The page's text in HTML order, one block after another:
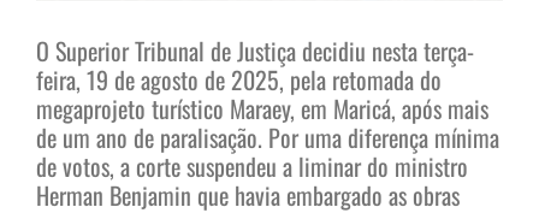
O Superior Tribunal de Justiça decidiu nesta terça-
feira, 19 de agosto de 2025, pela retomada do
megaprojeto turístico Maraey, em Maricá, após mais
de um ano de paralisação. Por uma diferença mínima
de votos, a corte suspendeu a liminar do ministro
Herman Benjamin que havia embargado as obras